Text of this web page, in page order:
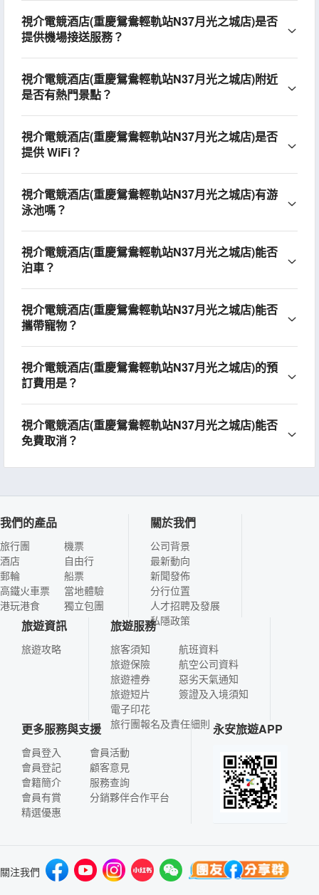
視介電競酒店(重慶鴛鴦輕軌站N37月光之城店)是否
提供機場接送服務？
視介電競酒店(重慶鴛鴦輕軌站N37月光之城店)附近
是否有熱門景點？
視介電競酒店(重慶鴛鴦輕軌站N37月光之城店)是否
提供 WiFi？
視介電競酒店(重慶鴛鴦輕軌站N37月光之城店)有游
泳池嗎？
視介電競酒店(重慶鴛鴦輕軌站N37月光之城店)能否
泊車？
視介電競酒店(重慶鴛鴦輕軌站N37月光之城店)能否
攜帶寵物？
視介電競酒店(重慶鴛鴦輕軌站N37月光之城店)的預
訂費用是？
視介電競酒店(重慶鴛鴦輕軌站N37月光之城店)能否
免費取消？
我們的產品
旅行團
酒店
郵輪
高鐵火車票
港玩港食
機票
自由行
船票
當地體驗
獨立包團
關於我們
公司背景
最新動向
新聞發佈
分行位置
人才招聘及發展
私隱政策
旅遊資訊
旅遊攻略
旅遊服務
旅客須知
旅遊保險
旅遊禮券
旅遊短片
電子印花
航班資料
航空公司資料
惡劣天氣通知
簽證及入境須知
旅行團報名及責任細則
更多服務與支援
會員登入
會員登記
會籍簡介
會員有賞
精選優惠
會員活動
顧客意見
服務查詢
分銷夥伴合作平台
永安旅遊APP
關注我們